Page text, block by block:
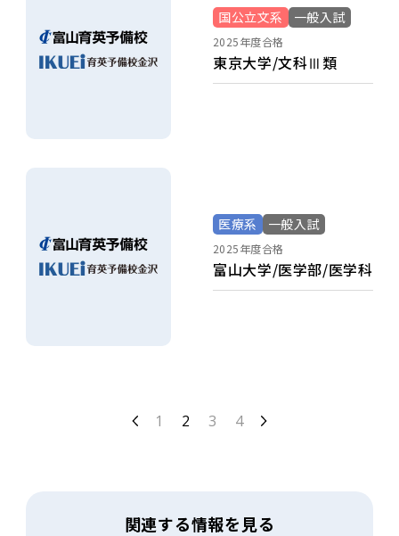
国公立文系 一般入試
2025年度合格
東京大学/文科Ⅲ類
医療系 一般入試
2025年度合格
富山大学/医学部/医学科
1 2 3 4
関連する情報を見る